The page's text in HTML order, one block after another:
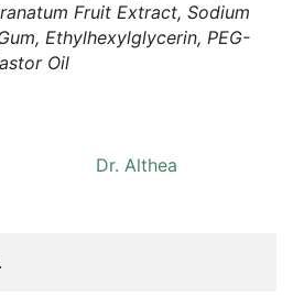
Fruit Extract, Sodium
Ethylhexylglycerin, PEG-
Oil
Dr. Althea